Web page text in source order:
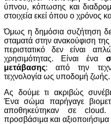
ύπνου, κόπωσης και
στοιχεία εκεί όπου ο χρόνος
Όμως η δημόσια συζήτηση
σταματά στην ανακούφιση της
περιστατικό δεν είναι
χρησιμότητας. Είναι ένα
μετάβασης: από την
τεχνολογία ως υποδομή ζωής.
Ας δούμε τι ακριβώς
Ένα σώμα παρήγαγε
αποθηκεύτηκαν σε
προσβάσιμα και αξιοποιήσιμα